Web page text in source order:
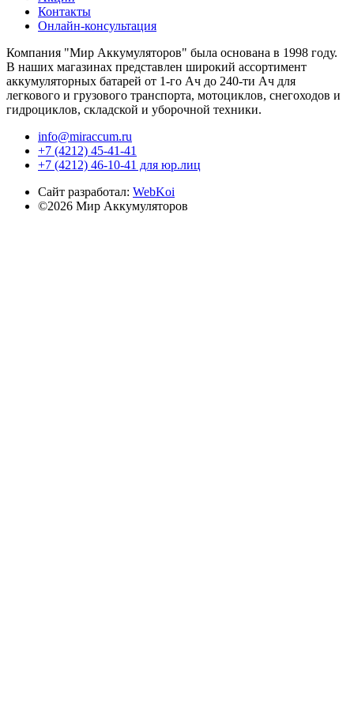
Контакты
Онлайн-консультация
Компания "Мир Аккумуляторов" была основана в 1998 году.
В наших магазинах представлен широкий ассортимент
аккумуляторных батарей от 1-го Ач до 240-ти Ач для
легкового и грузового транспорта, мотоциклов, снегоходов и
гидроциклов, складской и уборочной техники.
info@miraccum.ru
+7 (4212) 45-41-41
+7 (4212) 46-10-41 для юр.лиц
Сайт разработал: WebKoi
©2026 Мир Аккумуляторов